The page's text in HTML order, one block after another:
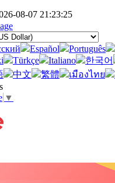
08-07 21:23:25
Español Português
Türkçe Italiano 한국어
中文 繁體 เมืองไทย
▼